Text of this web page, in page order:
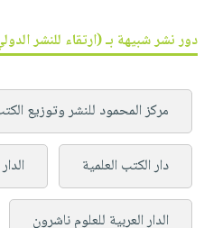
دور نشر شبيهة بـ (ارتقاء للنشر
مركز المحمود للنشر وتوزيع
دار الكتب العلمية
الدار العربية للعلوم ناشرون